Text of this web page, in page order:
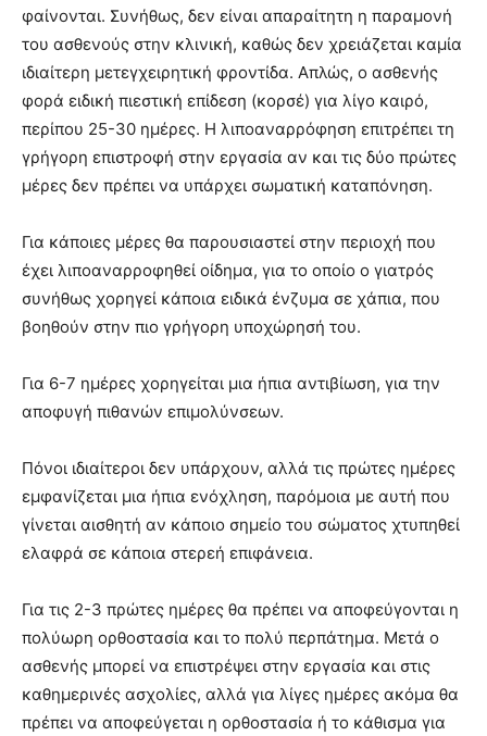
φαίνονται. Συνήθως, δεν είναι απαραίτητη η παραμονή
του ασθενούς στην κλινική, καθώς δεν χρειάζεται καμία
ιδιαίτερη μετεγχειρητική φροντίδα. Απλώς, ο ασθενής
φορά ειδική πιεστική επίδεση (κορσέ) για λίγο καιρό,
περίπου 25-30 ημέρες. Η λιποαναρρόφηση επιτρέπει τη
γρήγορη επιστροφή στην εργασία αν και τις δύο πρώτες
μέρες δεν πρέπει να υπάρχει σωματική καταπόνηση.
Για κάποιες μέρες θα παρουσιαστεί στην περιοχή που
έχει λιποαναρροφηθεί οίδημα, για το οποίο ο γιατρός
συνήθως χορηγεί κάποια ειδικά ένζυμα σε χάπια, που
βοηθούν στην πιο γρήγορη υποχώρησή του.
Για 6-7 ημέρες χορηγείται μια ήπια αντιβίωση, για την
αποφυγή πιθανών επιμολύνσεων.
Πόνοι ιδιαίτεροι δεν υπάρχουν, αλλά τις πρώτες ημέρες
εμφανίζεται μια ήπια ενόχληση, παρόμοια με αυτή που
γίνεται αισθητή αν κάποιο σημείο του σώματος χτυπηθεί
ελαφρά σε κάποια στερεή επιφάνεια.
Για τις 2-3 πρώτες ημέρες θα πρέπει να αποφεύγονται η
πολύωρη ορθοστασία και το πολύ περπάτημα. Μετά o
ασθενής μπορεί να επιστρέψει στην εργασία και στις
καθημερινές ασχολίες, αλλά για λίγες ημέρες ακόμα θα
πρέπει να αποφεύγεται η ορθοστασία ή το κάθισμα για